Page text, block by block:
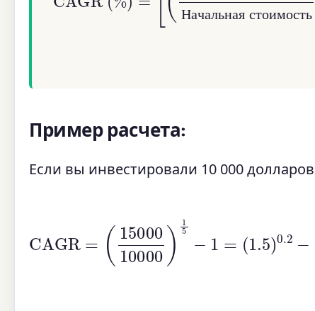
Начальная с т о им о с т ь
Пример расчета:
Если вы инвестировали 10 000
15000 10000